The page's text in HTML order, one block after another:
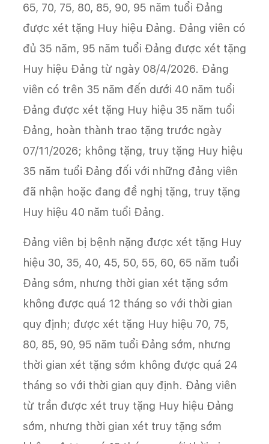
65, 70, 75, 80, 85, 90, 95 năm tuổi Đảng
được xét tặng Huy hiệu Đảng. Đảng viên có
đủ 35 năm, 95 năm tuổi Đảng được xét tặng
Huy hiệu Đảng từ ngày 08/4/2026. Đảng
viên có trên 35 năm đến dưới 40 năm tuổi
Đảng được xét tặng Huy hiệu 35 năm tuổi
Đảng, hoàn thành trao tặng trước ngày
07/11/2026; không tặng, truy tặng Huy hiệu
35 năm tuổi Đảng đối với những đảng viên
đã nhận hoặc đang đề nghị tặng, truy tặng
Huy hiệu 40 năm tuổi Đảng.
Đảng viên bị bệnh nặng được xét tặng Huy
hiệu 30, 35, 40, 45, 50, 55, 60, 65 năm tuổi
Đảng sớm, nhưng thời gian xét tặng sớm
không được quá 12 tháng so với thời gian
quy định; được xét tặng Huy hiệu 70, 75,
80, 85, 90, 95 năm tuổi Đảng sớm, nhưng
thời gian xét tặng sớm không được quá 24
tháng so với thời gian quy định. Đảng viên
từ trần được xét truy tặng Huy hiệu Đảng
sớm, nhưng thời gian xét truy tặng sớm